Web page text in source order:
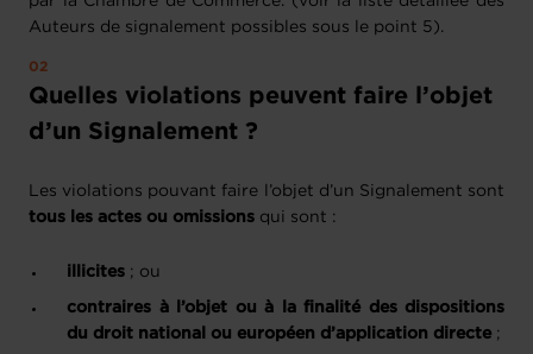
Auteurs de signalement possibles sous le point 5).
Quelles violations peuvent faire l’objet
d’un Signalement ?
Les violations pouvant faire l’objet d’un Signalement sont
tous les actes ou omissions qui sont :​
illicites ; ou ​
contraires à l’objet ou à la finalité des dispositions
du droit national ou européen d’application directe ;